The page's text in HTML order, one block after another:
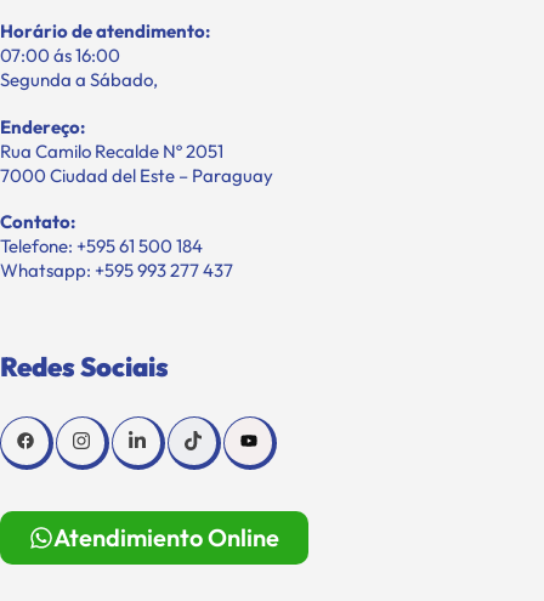
Horário de atendimento:
07:00 ás 16:00
Segunda a Sábado,
Endereço:
Rua Camilo Recalde Nº 2051
7000 Ciudad del Este – Paraguay
Contato:
Telefone: +595 61 500 184
Whatsapp: +595 993 277 437
Redes Sociais
Atendimiento Online